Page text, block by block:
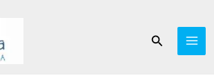
Buscar